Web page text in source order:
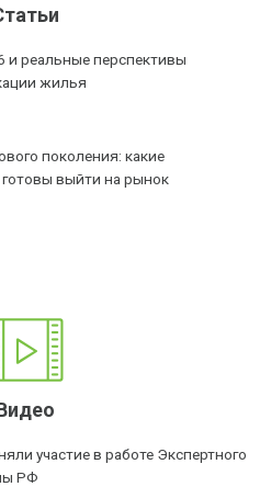
реальные перспективы
жилья
поколения: какие
выйти на рынок
участие в работе Экспертного
РФ